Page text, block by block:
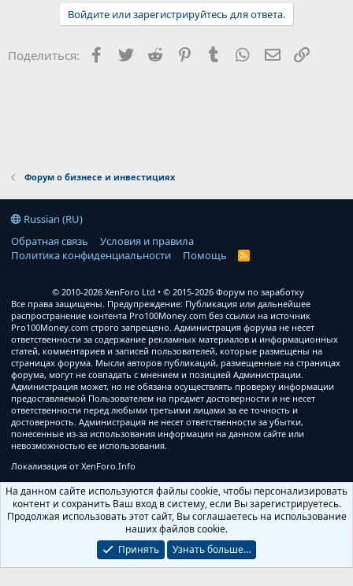
Войдите или зарегистрируйтесь для ответа.
Поделиться: Facebook
Twitter Reddit PinterestTumblr WhatsApp
Форум о бизнесе и инвестициях
Russian (RU)
Обратная связь
Условия и правила
Политика конфиденциальности
Помощь
R
© 2010-2026 XenForo Ltd
© 2015-2026 Форум по заработку
Все права защищены. Предупреждение: Публикация или дальнейшее
распространение контента Pro100Money.com без ссылки на источник
Pro100Money.com строго запрещено. Администрация форума не несет
ответственности за содержание рекламных материалов и информационных
статей, комментариев и записей пользователей, которые размещены на
страницах форума. Мысли авторов публикаций, размещенные на страницах
форума, могут не совпадать с мнением и позицией Администрации.
Администрация может, но не обязана осуществлять проверку информации
предоставляемой Пользователем на предмет достоверности и не несет
ответственности перед любыми третьими лицами за ее точность и
достоверность. Администрация не несет ответственности за убытки,
понесенные из-за использования информации на данном сайте или
невозможностью ее использования.
Локализация от XenForo.Info
На данном сайте используются файлы cookie, чтобы персонализировать
контент и сохранить Ваш вход в систему, если Вы зарегистрируетесь.
Продолжая использовать этот сайт, Вы соглашаетесь на использование
наших файлов cookie.
Принять
Узнать больше…